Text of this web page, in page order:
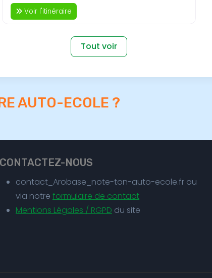
Voir l'itinéraire
Tout voir
AUTO-ECOLE ?
CONTACTEZ-NOUS
contact_Arobase_note-ton-auto-ecole.fr ou
via notre formulaire de contact
Mentions Légales / RGPD du site